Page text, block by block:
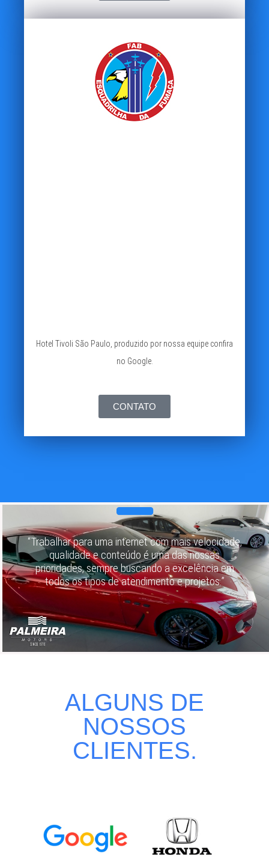
Hotel Tivoli São Paulo, produzido por nossa equipe confira
no Google.
CONTATO
“Trabalhar para uma internet com mais velocidade,
qualidade e conteúdo é uma das nossas
prioridades, sempre buscando a excelência em
todos os tipos de atendimento e projetos.”
ALGUNS DE
NOSSOS
CLIENTES.